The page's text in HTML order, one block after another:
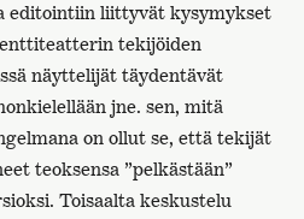
editointiin liittyvät kysymykset
tekijöiden
näyttelijät täydentävät
jne. sen, mitä
on ollut se, että tekijät
teoksensa ”pelkästään”
Toisaalta keskustelu